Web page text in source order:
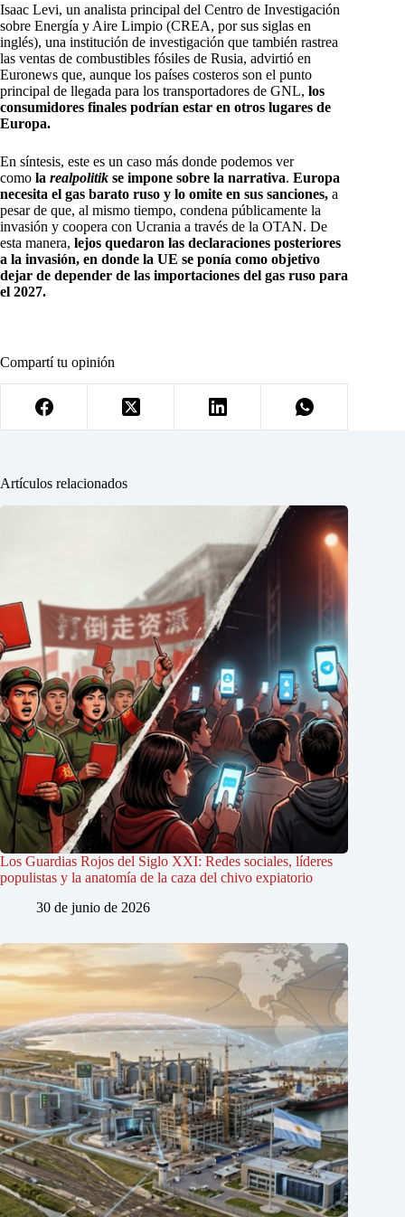
Isaac Levi, un analista principal del Centro de Investigación
sobre Energía y Aire Limpio (CREA, por sus siglas en
inglés), una institución de investigación que también rastrea
las ventas de combustibles fósiles de Rusia, advirtió en
Euronews que, aunque los países costeros son el punto
principal de llegada para los transportadores de GNL, los
consumidores finales podrían estar en otros lugares de
Europa.
En síntesis, este es un caso más donde podemos ver
como la realpolitik se impone sobre la narrativa. Europa
necesita el gas barato ruso y lo omite en sus sanciones, a
pesar de que, al mismo tiempo, condena públicamente la
invasión y coopera con Ucrania a través de la OTAN. De
esta manera, lejos quedaron las declaraciones posteriores
a la invasión, en donde la UE se ponía como objetivo
dejar de depender de las importaciones del gas ruso para
el 2027.
Compartí tu opinión
Artículos relacionados
Los Guardias Rojos del Siglo XXI: Redes sociales, líderes
populistas y la anatomía de la caza del chivo expiatorio
30 de junio de 2026